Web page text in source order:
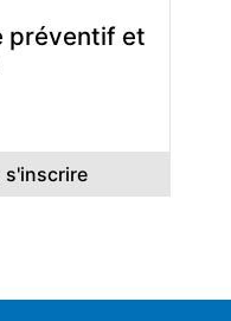
préventif et
s'inscrire